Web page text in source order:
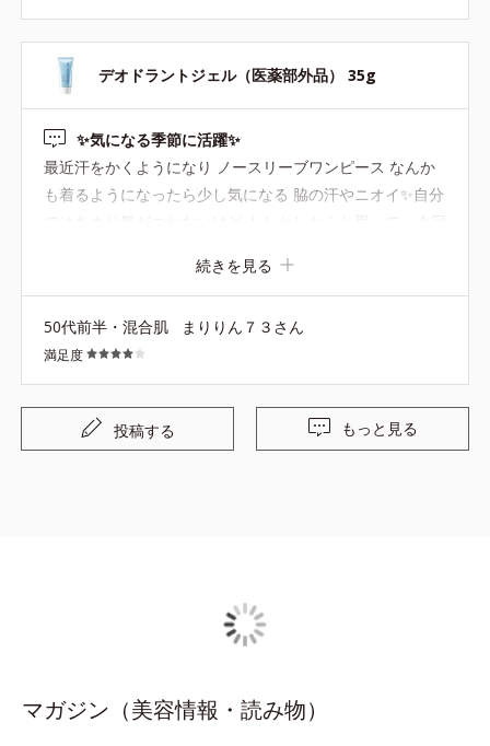
デオドラントジェル（医薬部外品） 35g
✨️気になる季節に活躍✨️
最近汗をかくようになり ノースリーブワンピース なんか
も着るようになったら少し気になる 脇の汗やニオイ✨️自分
す。夫も一緒に使っています。白い ジェル状のクリームで
伸びも良いです。使用するとしないとでは違うのかなと思
いながら使っています。今年の夏も、デオドラントジェル
で脇のケアしていきたいなと思います
続きを見る
50代前半・混合肌 まりりん７３さん
満足度
投稿する もっと見る
マガジン（美容情報・読み物）